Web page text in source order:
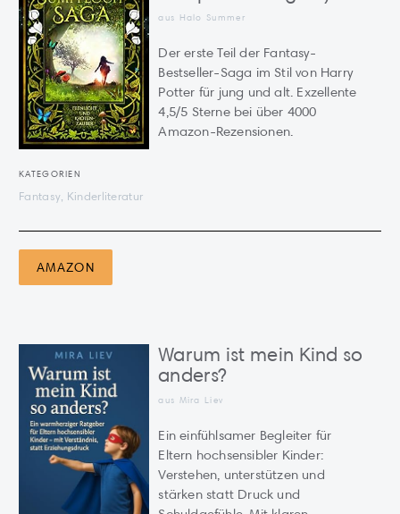
aus Halo Summer
Der erste Teil der Fantasy-
Bestseller-Saga im Stil von Harry
Potter für jung und alt. Exzellente
4,5/5 Sterne bei über 4000
Amazon-Rezensionen.
KATEGORIEN
Fantasy, Kinderliteratur
AMAZON
Warum ist mein Kind so
anders?
aus Mira Liev
Ein einfühlsamer Begleiter für
Eltern hochsensibler Kinder:
Verstehen, unterstützen und
stärken statt Druck und